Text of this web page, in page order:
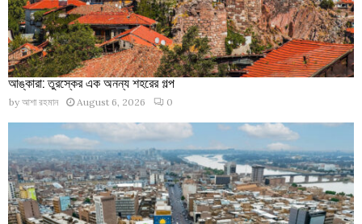
আঙ্কারা: তুরস্কের এক অনন্য শহরের গল্প
by আশা রহমান August 6, 2026 0